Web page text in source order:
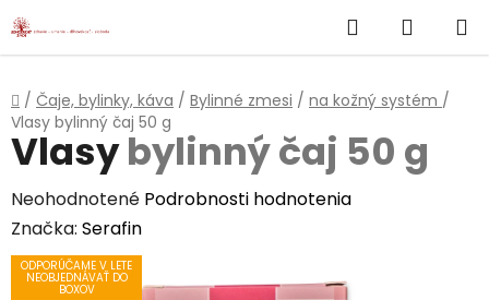
Prejsť
na
Hľadať
KOŠÍK
Domov
/ Čaje, bylinky, káva / Bylinné zmesi / na kožný systém /
Vlasy bylinný čaj 50 g
Vlasybylinný čaj 50 g
Priemerné
hodnotenie
produktu
Neohodnotené Podrobnosti hodnotenia
Značka: Serafin
ODPORÚČAME V LETE
NEOBJEDNÁVAŤ DO
BOXOV